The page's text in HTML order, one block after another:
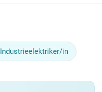
Industrieelektriker/in